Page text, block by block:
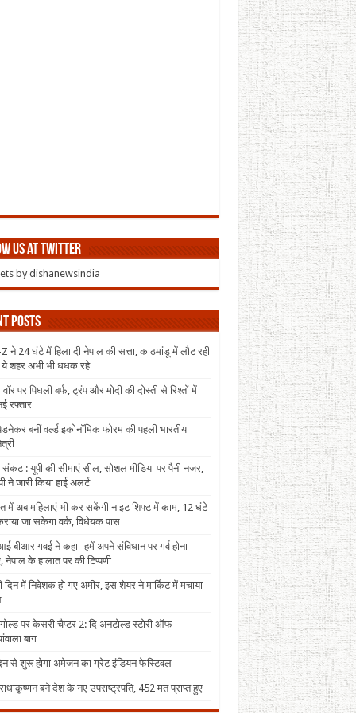
us at Twitter
by dishanewsindia
Posts
ने 24 घंटे में हिला दी नेपाल की सत्ता, काठमांडू में लौट रही
ये शहर अभी भी धधक रहे
पर पिघली बर्फ, ट्रंप और मोदी की दोस्ती से रिश्तों में
रफ्तार
बनीं वर्ल्ड इकोनॉमिक फोरम की पहली भारतीय
संकट : यूपी की सीमाएं सील, सोशल मीडिया पर पैनी नजर,
ने जारी किया हाई अलर्ट
में अब महिलाएं भी कर सकेंगी नाइट शिफ्ट में काम, 12 घंटे
जा सकेगा वर्क, विधेयक पास
बीआर गवई ने कहा- हमें अपने संविधान पर गर्व होना
नेपाल के हालात पर की टिप्पणी
दिन में निवेशक हो गए अमीर, इस शेयर ने मार्किट में मचाया
गोल्ड पर केसरी चैप्टर 2: दि अनटोल्ड स्टोरी ऑफ
बाग
से शुरू होगा अमेजन का ग्रेट इंडियन फेस्टिवल
बने देश के नए उपराष्ट्रपति, 452 मत प्राप्त हुए